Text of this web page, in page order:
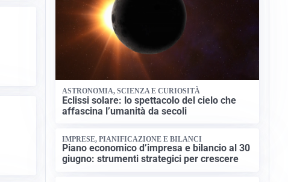
ASTRONOMIA, SCIENZA E CURIOSITÀ
Eclissi solare: lo spettacolo del cielo che
affascina l’umanità da secoli
IMPRESE, PIANIFICAZIONE E BILANCI
Piano economico d’impresa e bilancio al 30
giugno: strumenti strategici per crescere